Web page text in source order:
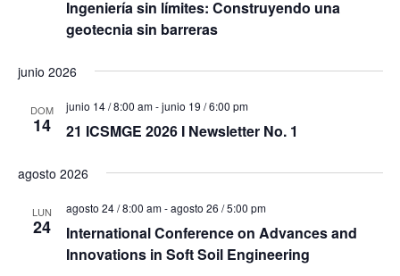
Ingeniería sin límites: Construyendo una
geotecnia sin barreras
junio 2026
DOM
14
junio 14 / 8:00 am-junio 19 / 6:00 pm
21 ICSMGE 2026 I Newsletter No. 1
agosto 2026
LUN
24
agosto 24 / 8:00 am-agosto 26 / 5:00 pm
International Conference on Advances and
Innovations in Soft Soil Engineering